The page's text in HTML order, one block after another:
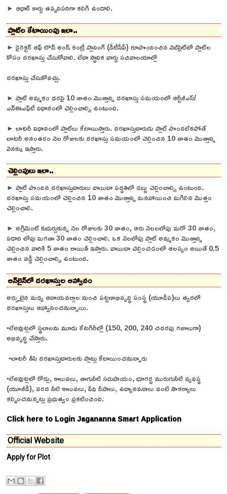
► ఆధార్‌ కార్డు తప్పనిసరిగా కలిగి ఉండాలి.
ప్లాట్‌ల కేటాయింపు ఇలా..
► డైరెక్టర్‌ ఆఫ్‌ టౌన్‌ అండ్‌ కంట్రీ ప్లానింగ్‌ (డీటీసీపీ) రూపొందించిన వెబ్‌సైట్‌లో ప్లాట్‌ల
కోసం దరఖాస్తు చేసుకోవాలి. లేదా స్థానిక వార్డు సచివాలయాల్లో
దరఖాస్తు చేసుకోవచ్చు.
► ప్లాట్‌ అమ్మకం ధరపై 10 శాతం మొత్తాన్ని దరఖాస్తు సమయంలో ఆర్టీజీఎస్‌/
ఎన్‌ఈఎఫ్‌టీ విధానంలో చెల్లించాల్సి ఉంటుంది.
► లాటరీ విధానంలో ప్లాట్‌లు కేటాయిస్తారు. దరఖాస్తుదారుడు ప్లాట్‌ పొందలేకపోతే
లాటరీ అనంతరం నెల రోజులకు దరఖాస్తు సమయంలో చెల్లించిన 10 శాతం మొత్తాన్ని
వెనక్కు ఇస్తారు.
చెల్లింపులు ఇలా..
► ప్లాట్‌ పొందిన దరఖాస్తుదారులు వాయిదా పద్ధతిలో డబ్బు చెల్లించాల్సి ఉంటుంది.
దరఖాస్తు సమయంలో చెల్లించిన 10 శాతం మొత్తాన్ని మినహాయించి మిగిలిన మొత్తం
చెల్లించాలి.
► అగ్రిమెంట్‌ కుదుర్చుకున్న నెల రోజులకు 30 శాతం, ఆరు నెలలలోపు మరో 30 శాతం,
ఏడాది లోపు మిగతా 30 శాతం చెల్లించాలి. ఒక నెలలోపు ప్లాట్‌ అమ్మకం మొత్తాన్ని
చెల్లించిన వారికి 5 శాతం రాయితీ ఇస్తారు. వాయిదా చెల్లించడంలో ఆలస్యం అయితే 0.5
శాతం వడ్డీ చెల్లించాల్సి ఉంటుంది.
ఆన్‌లైన్‌లో దరఖాస్తుల ఆహ్వానం
అర్హులైన మధ్య ఆదాయవర్గాల నుంచి పట్టణాభివృద్ధి సంస్థ (యూడీఏ)లు త్వరలో
దరఖాస్తులు ఆహ్వానించనున్నాయి.
▪️లేఅవుట్లలో స్థలాలను మూడు కేటగిరీల్లో (150, 200, 240 చదరపు గజాలుగా)
అభివృద్ధి చేస్తారు.
▪️లాటరీ తీసి దరఖాస్తుదారులకు ప్లాట్లు కేటాయించనున్నారు
▪️లేఅవుట్లలో రోడ్లు, కాలువలు, తాగునీటి సదుపాయం, భూగర్భ మురుగునీటి వ్యవస్థ
(యూజీడీ), వరద నీటి కాలువలు, వీధి దీపాలు, ఉద్యానవనాలు వంటి సౌకర్యాలు
కల్పించనున్నట్లు ప్రభుత్వం ప్రకటించింది.
Click here to Login Jagananna Smart Application
Official Website
Apply for Plot